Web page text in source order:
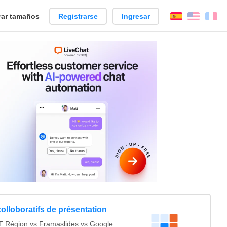
tamaños Registrarse Ingresar EspañolEnglish
de présentation
Région vs Framaslides vs Google